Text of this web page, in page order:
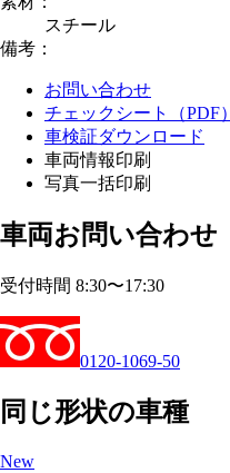
スチール
備考：
お問い合わせ
チェックシート（PDF）
車検証ダウンロード
車両情報印刷
写真一括印刷
車両お問い合わせ
受付時間 8:30〜17:30
0120-1069-50
同じ形状の車種
New